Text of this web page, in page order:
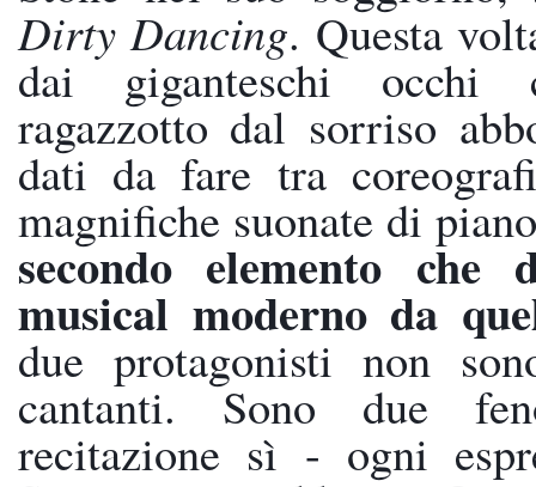
Dirty Dancing. Questa
dai giganteschi
ragazzotto dal sorriso
dati da fare tra
magnifiche suonate di
secondo elemento che
musical moderno da
due protagonisti non
cantanti. Sono due
recitazione sì - ogni